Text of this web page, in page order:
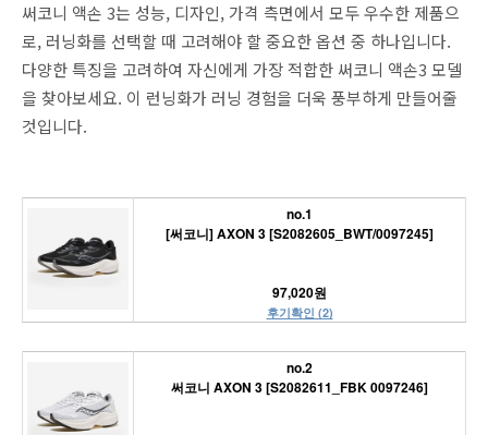
써코니 액손 3는 성능, 디자인, 가격 측면에서 모두 우수한 제품으
로, 러닝화를 선택할 때 고려해야 할 중요한 옵션 중 하나입니다.
다양한 특징을 고려하여 자신에게 가장 적합한 써코니 액손3 모델
을 찾아보세요. 이 런닝화가 러닝 경험을 더욱 풍부하게 만들어줄
것입니다.
no.1
[써코니] AXON 3 [S2082605_BWT/0097245]
97,020원
후기확인 (2)
no.2
써코니 AXON 3 [S2082611_FBK 0097246]